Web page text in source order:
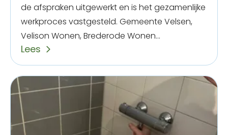
de afspraken uitgewerkt en is het gezamenlijke
werkproces vastgesteld. Gemeente Velsen,
Velison Wonen, Brederode Wonen...
Lees